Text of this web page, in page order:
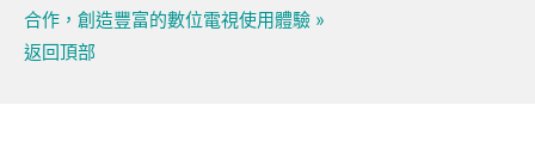
合作，創造豐富的數位電視使用體驗 »
返回頂部